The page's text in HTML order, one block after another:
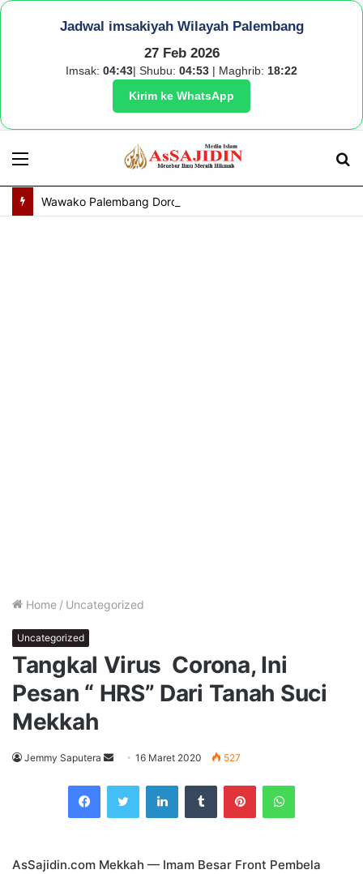
Jadwal imsakiyah Wilayah Palembang
27 Feb 2026
Imsak: 04:43| Shubu: 04:53 | Maghrib: 18:22
Kirim ke WhatsApp
Menu
Home / Uncategorized
Uncategorized
Tangkal Virus Corona, Ini
Pesan “ HRS” Dari Tanah Suci
Mekkah
Jemmy Saputera
Send
email
16 Maret 2020 527
FacebookTwitterLinkedInTumblrPinterestWhatsApp
AsSajidin.com Mekkah — Imam Besar Front Pembela